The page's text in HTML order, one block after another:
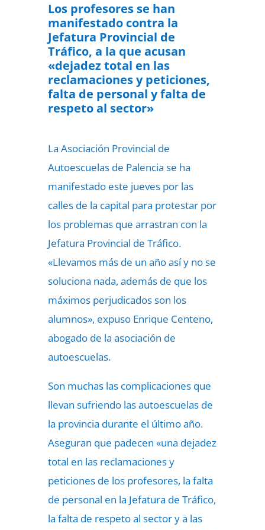
Los profesores se han
manifestado contra la
Jefatura Provincial de
Tráfico, a la que acusan
«dejadez total en las
reclamaciones y peticiones,
falta de personal y falta de
respeto al sector»
La Asociación Provincial de
Autoescuelas de Palencia se ha
manifestado este jueves por las
calles de la capital para protestar por
los problemas que arrastran con la
Jefatura Provincial de Tráfico.
«Llevamos más de un año así y no se
soluciona nada, además de que los
máximos perjudicados son los
alumnos», expuso Enrique Centeno,
abogado de la asociación de
autoescuelas.
Son muchas las complicaciones que
llevan sufriendo las autoescuelas de
la provincia durante el último año.
Aseguran que padecen «una dejadez
total en las reclamaciones y
peticiones de los profesores, la falta
de personal en la Jefatura de Tráfico,
la falta de respeto al sector y a las